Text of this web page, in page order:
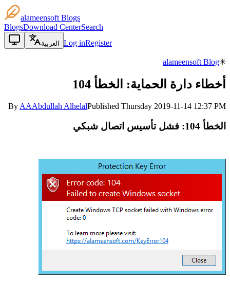
alameensoft Blogs
BlogsDownload CenterSearch
العربية Log inRegister
✳
alameensoft Blog
أخطاء دارة الحماية: الخطأ 104
By AAAbdullah AlhelalPublished Thursday 2019-11-14 12:37 PM
الخطأ 104: فشل تأسيس اتصال شبكي